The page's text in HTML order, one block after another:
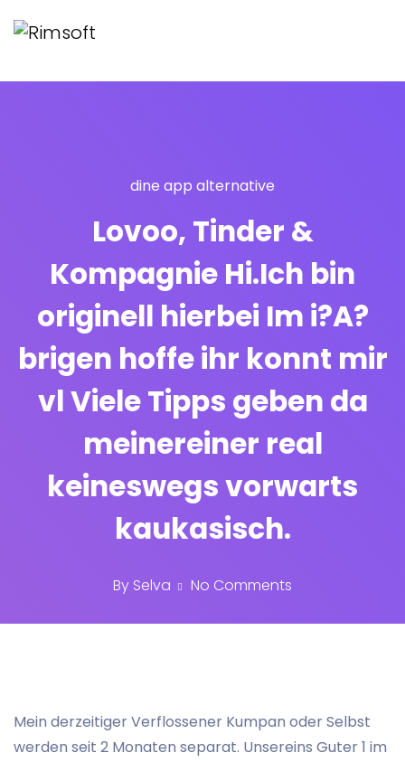
dine app alternative
Lovoo, Tinder &
Kompagnie Hi.Ich bin
originell hierbei Im i?A?
brigen hoffe ihr konnt mir
vl Viele Tipps geben da
meinereiner real
keineswegs vorwarts
kaukasisch.
By Selva No Comments
Mein derzeitiger Verflossener Kumpan oder Selbst
werden seit 2 Monaten separat. Unsereins Guter 1 im